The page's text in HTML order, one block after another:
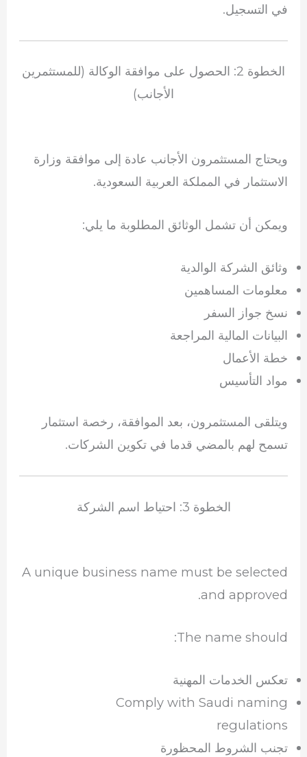
في التسجيل.
الخطوة 2: الحصول على موافقة الوكالة (للمستثمرين
الأجانب)
ويحتاج المستثمرون الأجانب عادة إلى موافقة وزارة
الاستثمار في المملكة العربية السعودية.
ويمكن أن تشمل الوثائق المطلوبة ما يلي:
وثائق الشركة الوالدية
معلومات المساهمين
نسخ جواز السفر
البيانات المالية المراجعة
خطة الأعمال
مواد التأسيس
ويتلقى المستثمرون، بعد الموافقة، رخصة استثمار
تسمح لهم بالمضي قدما في تكوين الشركات.
الخطوة 3: احتياط اسم الشركة
A unique business name must be selected
and approved.
The name should:
تعكس الخدمات المهنية
Comply with Saudi naming
regulations
تجنب الشروط المحظورة